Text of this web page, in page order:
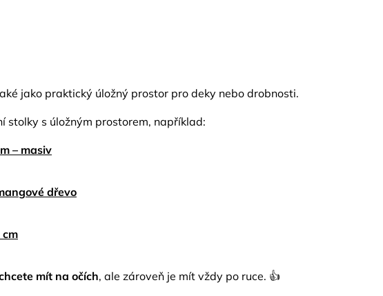
jako praktický úložný prostor pro deky nebo drobnosti.
stolky s úložným prostorem, například:
– masiv
dřevo
mít na očích, ale zároveň je mít vždy po ruce. 👍